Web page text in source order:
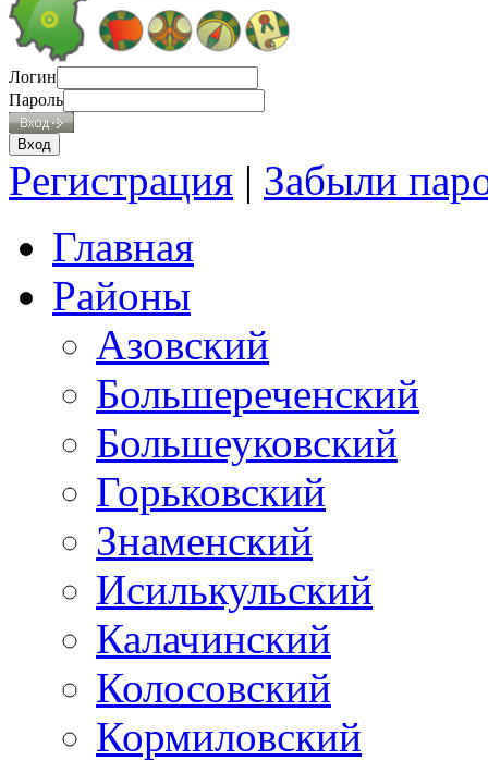
Логин
Пароль
Регистрация | Забыли
Главная
Районы
Азовский
Большереченский
Большеуковский
Горьковский
Знаменский
Исилькульский
Калачинский
Колосовский
Кормиловский